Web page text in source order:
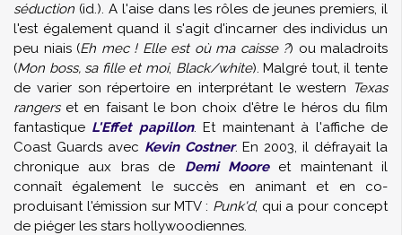
séduction (id.). A l'aise dans les rôles de jeunes premiers, il
l'est également quand il s'agit d'incarner des individus un
peu niais (Eh mec ! Elle est où ma caisse ?) ou maladroits
(Mon boss, sa fille et moi, Black/white). Malgré tout, il tente
de varier son répertoire en interprétant le western Texas
rangerset en faisant le bon choix d'être le héros du film
fantastique L'Effet papillon. Et maintenant à l'affiche de
Coast Guards avec Kevin Costner. En 2003, il défrayait la
chronique aux bras de Demi Mooreet maintenant il
connaît également le succès en animant et en co-
produisant l'émission sur MTV : Punk'd, qui a pour concept
de piéger les stars hollywoodiennes.